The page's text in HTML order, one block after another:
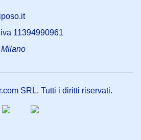
11394990961
SRL. Tutti i diritti riservati.